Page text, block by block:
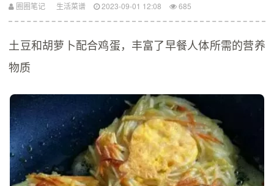
圈圈笔记 生活菜谱 2023-09-01 12:08 685
土豆和胡萝卜配合鸡蛋，丰富了早餐人体所需的营养
物质